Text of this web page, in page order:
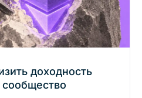
доходность